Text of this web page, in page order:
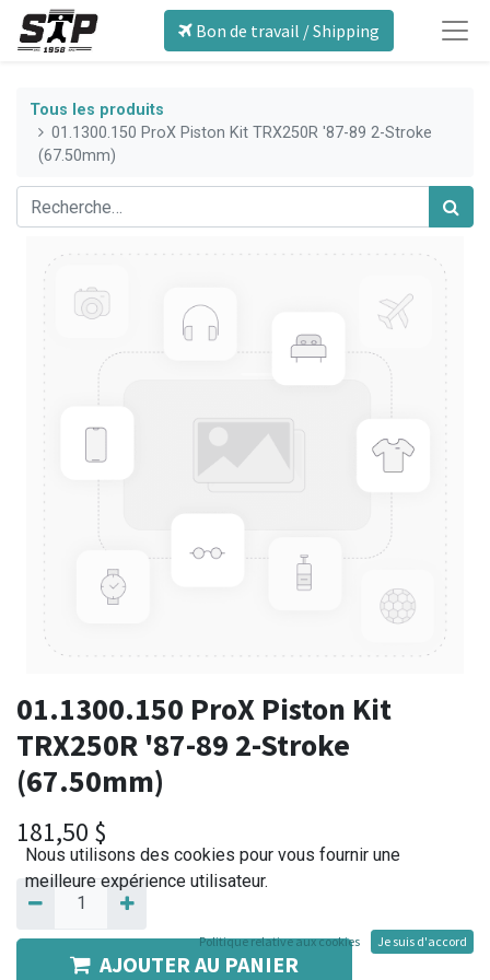
Bon de travail / Shipping
Tous les produits
01.1300.150 ProX Piston Kit TRX250R '87-89 2-Stroke
(67.50mm)
01.1300.150 ProX Piston Kit
TRX250R '87-89 2-Stroke
(67.50mm)
181,50 $
AJOUTER AU PANIER
Nous utilisons des cookies pour vous fournir une
meilleure expérience utilisateur.
Politique relative aux cookies Je suis d'accord